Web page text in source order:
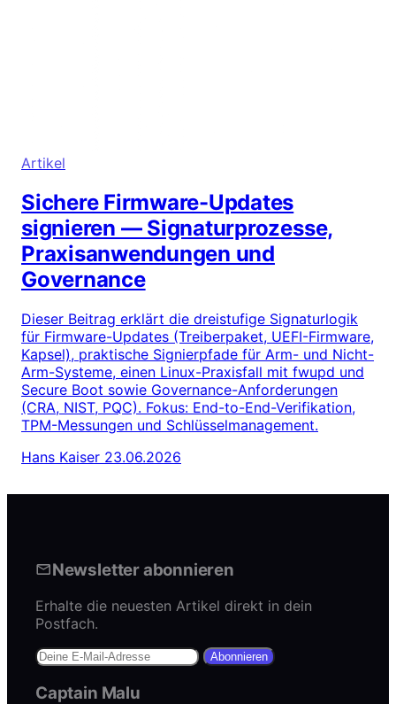
Artikel
Sichere Firmware-Updates
signieren — Signaturprozesse,
Praxisanwendungen und
Governance
Dieser Beitrag erklärt die dreistufige Signaturlogik
für Firmware-Updates (Treiberpaket, UEFI-Firmware,
Kapsel), praktische Signierpfade für Arm- und Nicht-
Arm-Systeme, einen Linux-Praxisfall mit fwupd und
Secure Boot sowie Governance-Anforderungen
(CRA, NIST, PQC). Fokus: End-to-End-Verifikation,
TPM-Messungen und Schlüsselmanagement.
Hans Kaiser 23.06.2026
Newsletter abonnieren
Erhalte die neuesten Artikel direkt in dein
Postfach.
Abonnieren
Captain Malu